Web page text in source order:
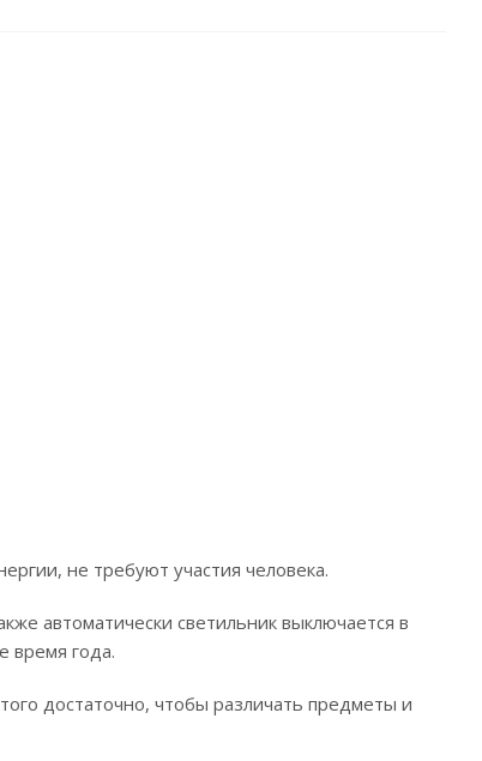
не требуют участия человека.
автоматически светильник выключается в
время года.
достаточно, чтобы различать предметы и